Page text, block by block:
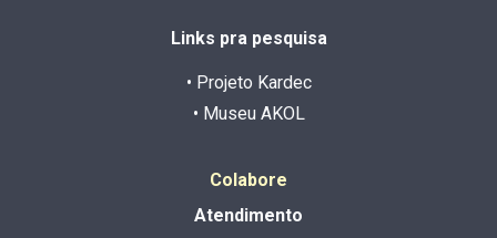
Links pra pesquisa
• Projeto Kardec
• Museu AKOL
Colabore
Atendimento